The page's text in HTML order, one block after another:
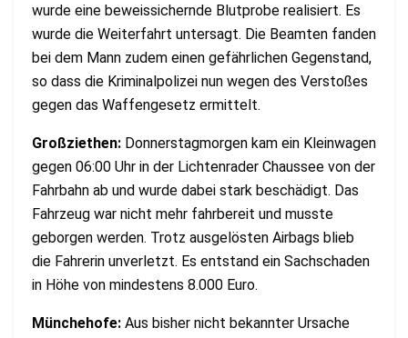
wurde eine beweissichernde Blutprobe realisiert. Es
wurde die Weiterfahrt untersagt. Die Beamten fanden
bei dem Mann zudem einen gefährlichen Gegenstand,
so dass die Kriminalpolizei nun wegen des Verstoßes
gegen das Waffengesetz ermittelt.
Großziethen: Donnerstagmorgen kam ein Kleinwagen
gegen 06:00 Uhr in der Lichtenrader Chaussee von der
Fahrbahn ab und wurde dabei stark beschädigt. Das
Fahrzeug war nicht mehr fahrbereit und musste
geborgen werden. Trotz ausgelösten Airbags blieb
die Fahrerin unverletzt. Es entstand ein Sachschaden
in Höhe von mindestens 8.000 Euro.
Münchehofe: Aus bisher nicht bekannter Ursache